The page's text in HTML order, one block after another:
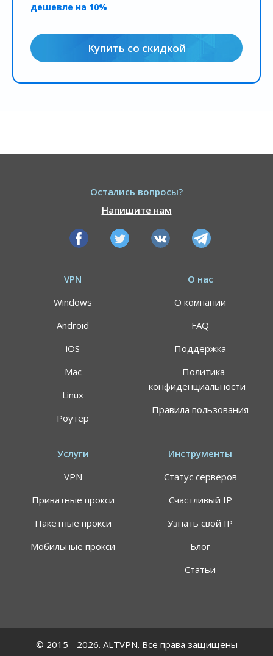
дешевле на 10%
Купить со скидкой
Остались вопросы?
Напишите нам
VPN
Windows
Android
iOS
Mac
Linux
Роутер
О нас
О компании
FAQ
Поддержка
Политика
конфиденциальности
Правила пользования
Услуги
VPN
Приватные прокси
Пакетные прокси
Мобильные прокси
Инструменты
Статус серверов
Счастливый IP
Узнать свой IP
Блог
Статьи
© 2015 - 2026. ALTVPN. Все права защищены